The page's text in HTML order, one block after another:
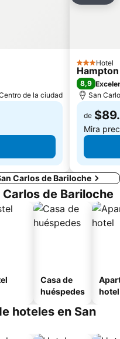
de la ciudad
3 Estrellas
Hotel
8,9
San
de
Mira
Carlos de Bariloche
de Bariloche
Casa de
huéspedes
hotel
hoteles en San